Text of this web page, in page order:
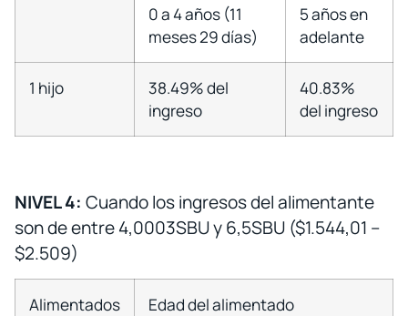
0 a 4 años (11
meses 29 días)
5 años en
adelante
1 hijo
38.49% del
ingreso
40.83%
del ingreso
NIVEL 4: Cuando los ingresos del alimentante
son de entre 4,0003SBU y 6,5SBU ($1.544,01 –
$2.509)
Alimentados Edad del alimentado